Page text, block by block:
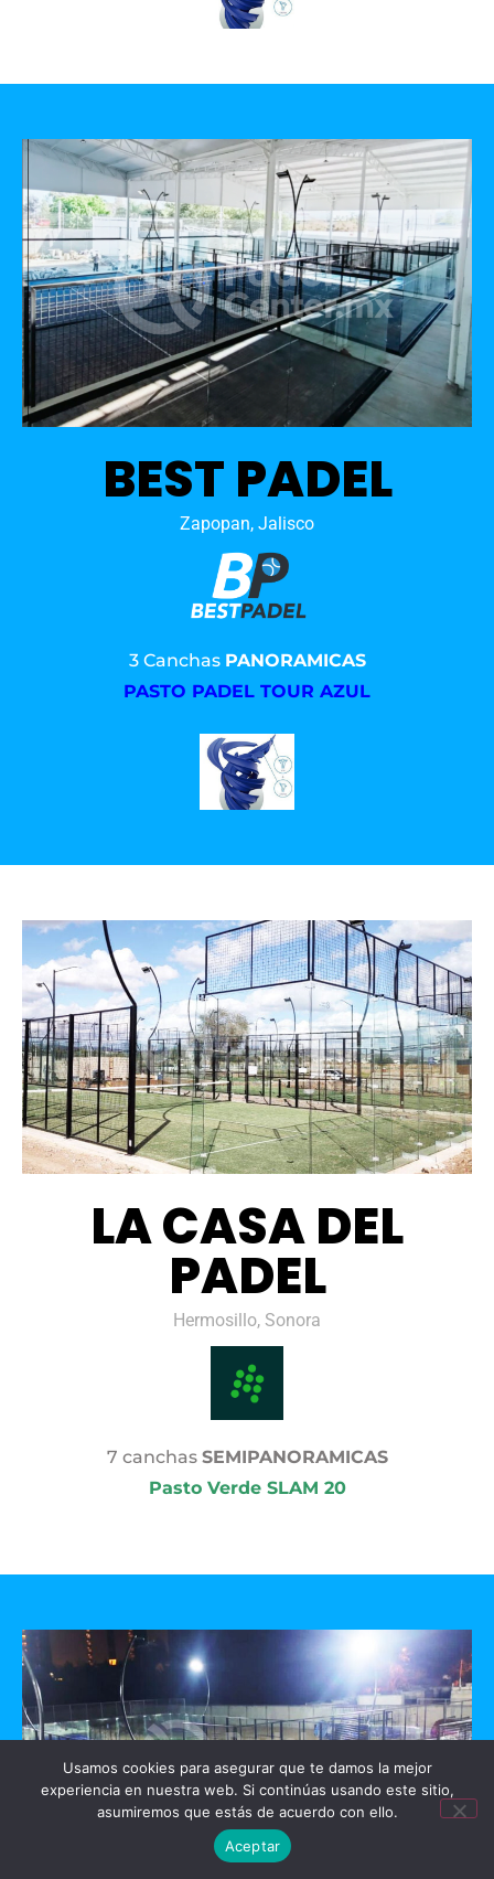
BEST PADEL
Zapopan, Jalisco
3 Canchas PANORAMICAS
PASTO PADEL TOUR AZUL
LA CASA DEL
PADEL
Hermosillo, Sonora
7 canchas SEMIPANORAMICAS
Pasto Verde SLAM 20
Usamos cookies para asegurar que te damos la mejor
experiencia en nuestra web. Si continúas usando este sitio,
asumiremos que estás de acuerdo con ello.
Aceptar